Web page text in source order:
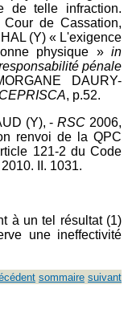
de telle infraction.
de Cassation,
(Y) « L'exigence
physique » in
pénale
DAURY-
CEPRISCA, p.52.
(Y), -RSC 2006,
renvoi de la QPC
121-2 du Code
2010. II. 1031.
à un tel résultat (1)
une ineffectivité
sommaire suivant